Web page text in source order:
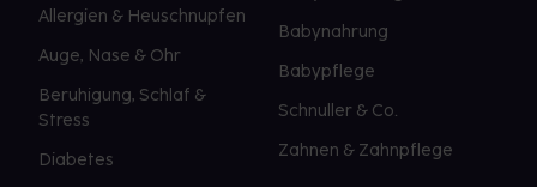
Allergien & Heuschnupfen
Auge, Nase & Ohr
Beruhigung, Schlaf &
Stress
Diabetes
Babynahrung
Babypflege
Schnuller & Co.
Zahnen & Zahnpflege